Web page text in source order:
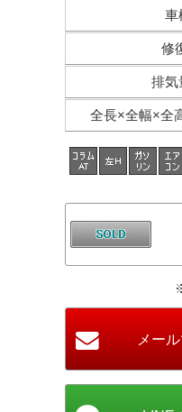
車
修
排気
全長×全幅×全